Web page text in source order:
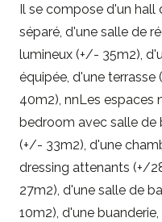
Il se compose d'un hall
séparé, d'une salle de
lumineux (+/- 35m2),
équipée, d'une
40m2), nnLes espaces
bedroom avec salle de
(+/- 33m2), d'une
dressing attenants (+/
27m2), d'une salle de
10m2), d'une